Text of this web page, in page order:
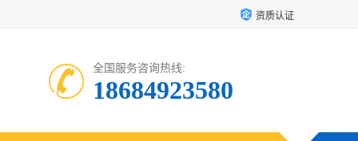
资质认证
全国服务咨询热线:
18684923580